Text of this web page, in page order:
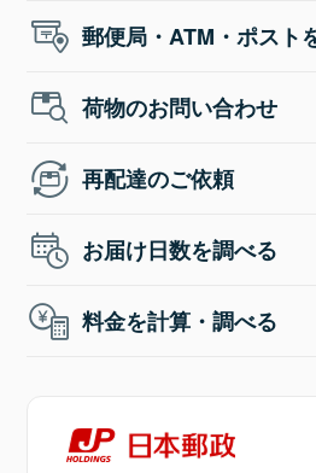
郵便局・ATM・ポスト
荷物のお問い合わせ
再配達のご依頼
お届け日数を調べる
料金を計算・調べる